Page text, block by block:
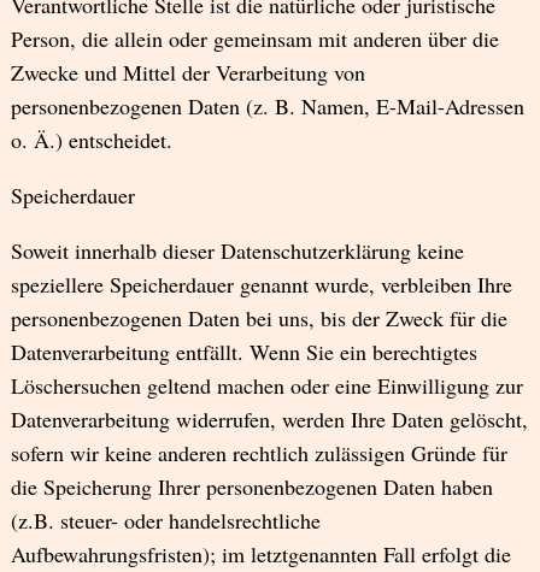
Person, die allein oder gemeinsam mit anderen über die
Zwecke und Mittel der Verarbeitung von
personenbezogenen Daten (z. B. Namen, E-Mail-Adressen
o. Ä.) entscheidet.
Speicherdauer
Soweit innerhalb dieser Datenschutzerklärung keine
speziellere Speicherdauer genannt wurde, verbleiben Ihre
personenbezogenen Daten bei uns, bis der Zweck für die
Datenverarbeitung entfällt. Wenn Sie ein berechtigtes
Löschersuchen geltend machen oder eine Einwilligung zur
Datenverarbeitung widerrufen, werden Ihre Daten gelöscht,
sofern wir keine anderen rechtlich zulässigen Gründe für
die Speicherung Ihrer personenbezogenen Daten haben
(z.B. steuer- oder handelsrechtliche
Aufbewahrungsfristen); im letztgenannten Fall erfolgt die